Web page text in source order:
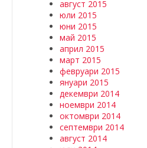
август 2015
юли 2015
юни 2015
май 2015
април 2015
март 2015
февруари 2015
януари 2015
декември 2014
ноември 2014
октомври 2014
септември 2014
август 2014